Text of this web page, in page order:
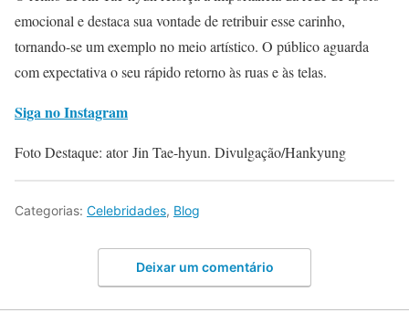
emocional e destaca sua vontade de retribuir esse carinho,
tornando-se um exemplo no meio artístico. O público aguarda
com expectativa o seu rápido retorno às ruas e às telas.
Siga no Instagram
Foto Destaque: ator Jin Tae-hyun. Divulgação/Hankyung
Categorias: Celebridades, Blog
Deixar um comentário